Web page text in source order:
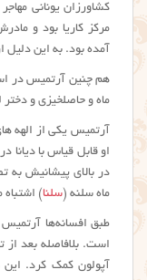
کشاورزان یونانی
مرکز کاریا بود و
آمده بود. به این دلیل
هم چنین آرتمیس در
ماه و حاصلخیزی و
آرتمیس یکی از الهه
او قابل قیاس با
در بالای پیشانیش به
ماه سلنه (سلنا)
طبق افسانه‌ها
است. بلافاصله بعد
آپولون کمک کرد.